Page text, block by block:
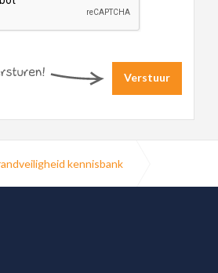
Verstuur
kennisbank